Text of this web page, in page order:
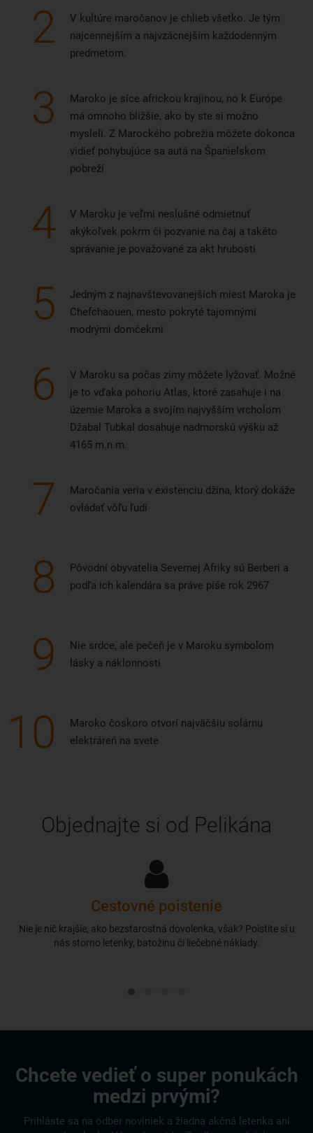
2
V kultúre maročanov je chlieb všetko. Je tým
najcennejším a najvzácnejším každodenným
predmetom.
3
Maroko je síce africkou krajinou, no k Európe
má omnoho bližšie, ako by ste si možno
mysleli. Z Marockého pobrežia môžete dokonca
vidieť pohybujúce sa autá na Španielskom
pobreží
4
V Maroku je veľmi neslušné odmietnuť
akýkoľvek pokrm či pozvanie na čaj a takéto
správanie je považované za akt hrubosti
5
Jedným z najnavštevovanejších miest Maroka je
Chefchaouen, mesto pokryté tajomnými
modrými domčekmi
6
V Maroku sa počas zimy môžete lyžovať. Možné
je to vďaka pohoriu Atlas, ktoré zasahuje i na
územie Maroka a svojím najvyšším vrcholom
Džabal Tubkal dosahuje nadmorskú výšku až
4165 m.n.m.
7
Maročania veria v existenciu džina, ktorý dokáže
ovládať vôľu ľudí
8
Pôvodní obyvatelia Severnej Afriky sú Berberi a
podľa ich kalendára sa práve píše rok 2967
9
Nie srdce, ale pečeň je v Maroku symbolom
lásky a náklonnosti
10
Maroko čoskoro otvorí najväčšiu solárnu
elektráreň na svete
Objednajte si od Pelikána
Cestovné poistenie
Nie je nič krajšie, ako bezstarostná dovolenka, však? Poistite si u
nás storno letenky, batožinu či liečebné náklady.
Chcete vedieť o super ponukách
medzi prvými?
Prihláste sa na odber noviniek a žiadna akčná letenka ani